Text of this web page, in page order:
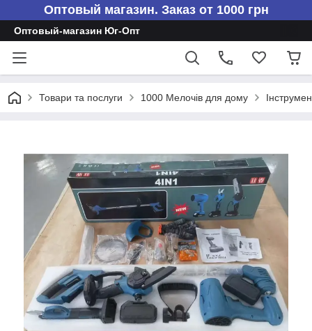
Оптовый магазин. Заказ от 1000 грн
Оптовый-магазин Юг-Опт
Товари та послуги 1000 Мелочів для дому